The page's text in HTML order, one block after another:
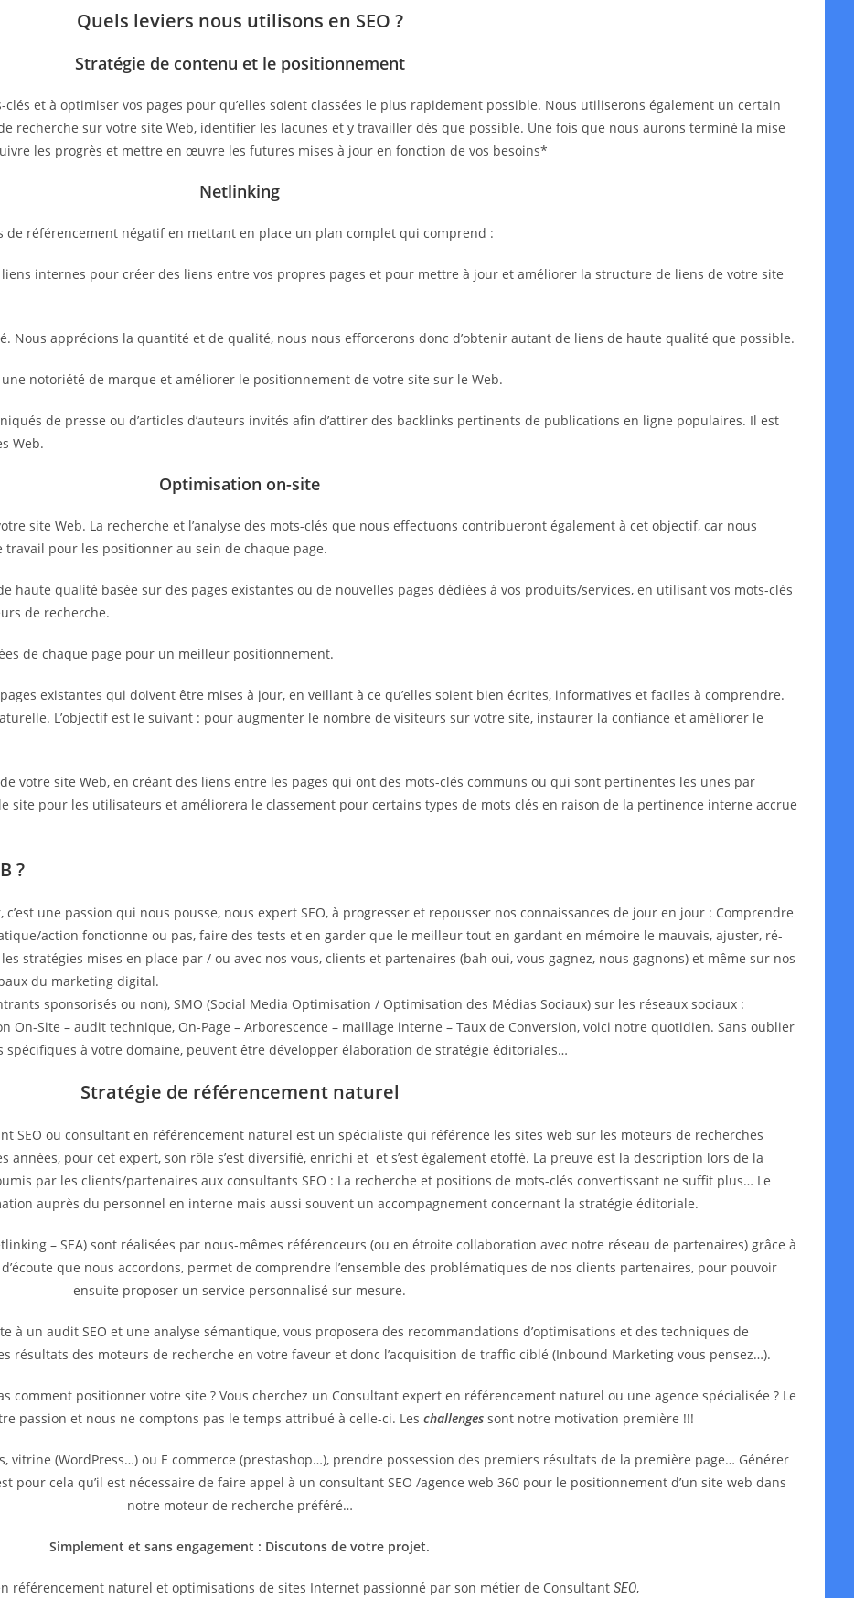
Quels leviers nous utilisons en SEO ?
Stratégie de contenu et le positionnement
et à optimiser vos pages pour qu’elles soient classées le plus rapidement possible. Nous utiliserons également un certain
recherche sur votre site Web, identifier les lacunes et y travailler dès que possible. Une fois que nous aurons terminé la mise
les progrès et mettre en œuvre les futures mises à jour en fonction de vos besoins*
Netlinking
référencement négatif en mettant en place un plan complet qui comprend :
internes pour créer des liens entre vos propres pages et pour mettre à jour et améliorer la structure de liens de votre site
Nous apprécions la quantité et de qualité, nous nous efforcerons donc d’obtenir autant de liens de haute qualité que possible.
notoriété de marque et améliorer le positionnement de votre site sur le Web.
de presse ou d’articles d’auteurs invités afin d’attirer des backlinks pertinents de publications en ligne populaires. Il est
Web.
Optimisation on-site
site Web. La recherche et l’analyse des mots-clés que nous effectuons contribueront également à cet objectif, car nous
pour les positionner au sein de chaque page.
haute qualité basée sur des pages existantes ou de nouvelles pages dédiées à vos produits/services, en utilisant vos mots-clés
de recherche.
de chaque page pour un meilleur positionnement.
existantes qui doivent être mises à jour, en veillant à ce qu’elles soient bien écrites, informatives et faciles à comprendre.
L’objectif est le suivant : pour augmenter le nombre de visiteurs sur votre site, instaurer la confiance et améliorer le
votre site Web, en créant des liens entre les pages qui ont des mots-clés communs ou qui sont pertinentes les unes par
site pour les utilisateurs et améliorera le classement pour certains types de mots clés en raison de la pertinence interne accrue
?
une passion qui nous pousse, nous expert SEO, à progresser et repousser nos connaissances de jour en jour : Comprendre
action fonctionne ou pas, faire des tests et en garder que le meilleur tout en gardant en mémoire le mauvais, ajuster, ré-
stratégies mises en place par / ou avec nos vous, clients et partenaires (bah oui, vous gagnez, nous gagnons) et même sur nos
du marketing digital.
sponsorisés ou non), SMO (Social Media Optimisation / Optimisation des Médias Sociaux) sur les réseaux sociaux :
On-Site – audit technique, On-Page – Arborescence – maillage interne – Taux de Conversion, voici notre quotidien. Sans oublier
à votre domaine, peuvent être développer élaboration de stratégie éditoriales…
Stratégie de référencement naturel
SEO ou consultant en référencement naturel est un spécialiste qui référence les sites web sur les moteurs de recherches
années, pour cet expert, son rôle s’est diversifié, enrichi et et s’est également etoffé. La preuve est la description lors de la
par les clients/partenaires aux consultants SEO : La recherche et positions de mots-clés convertissant ne suffit plus… Le
auprès du personnel en interne mais aussi souvent un accompagnement concernant la stratégie éditoriale.
– SEA) sont réalisées par nous-mêmes référenceurs (ou en étroite collaboration avec notre réseau de partenaires) grâce à
que nous accordons, permet de comprendre l’ensemble des problématiques de nos clients partenaires, pour pouvoir
ensuite proposer un service personnalisé sur mesure.
à un audit SEO et une analyse sémantique, vous proposera des recommandations d’optimisations et des techniques de
résultats des moteurs de recherche en votre faveur et donc l’acquisition de traffic ciblé (Inbound Marketing vous pensez…).
comment positionner votre site ? Vous cherchez un Consultant expert en référencement naturel ou une agence spécialisée ? Le
passion et nous ne comptons pas le temps attribué à celle-ci. Les challenges sont notre motivation première !!!
vitrine (WordPress…) ou E commerce (prestashop…), prendre possession des premiers résultats de la première page… Générer
pour cela qu’il est nécessaire de faire appel à un consultant SEO /agence web 360 pour le positionnement d’un site web dans
notre moteur de recherche préféré…
Simplement et sans engagement : Discutons de votre projet.
référencement naturel et optimisations de sites Internet passionné par son métier de Consultant SEO,